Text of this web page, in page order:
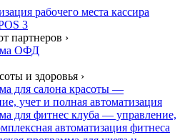
рабочего места кассира
3
партнеров ›
ОФД
и здоровья ›
для салона красоты —
учет и полная автоматизация
для фитнес клуба — управление,
автоматизация фитнеса